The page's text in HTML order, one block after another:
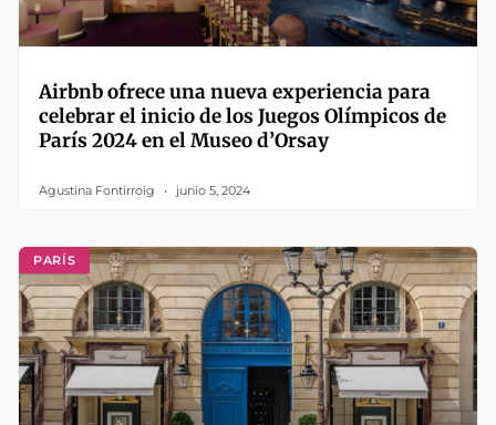
Airbnb ofrece una nueva experiencia para
celebrar el inicio de los Juegos Olímpicos de
París 2024 en el Museo d’Orsay
Agustina Fontirroig junio 5, 2024
PARÍS